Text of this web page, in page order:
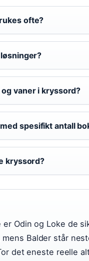
ofte?
vaner i kryssord?
spesifikt antall
kryssord?
er Odin og Loke de
Balder står
det eneste reelle